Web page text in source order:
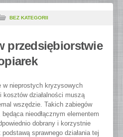
BEZ KATEGORII
przedsiębiorstwie
w nieprostych kryzysowych
działalności muszą
wszędzie. Takich zabiegów
nieodłącznym elementem
dobrany i korzystnie
sprawnego działania tej